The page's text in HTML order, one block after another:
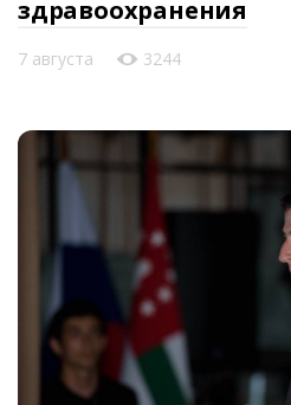
здравоохранения
7 августа 3244